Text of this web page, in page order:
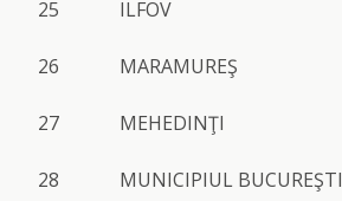
25 ILFOV
26 MARAMUREŞ
27 MEHEDINŢI
28 MUNICIPIUL BUCUREŞTI